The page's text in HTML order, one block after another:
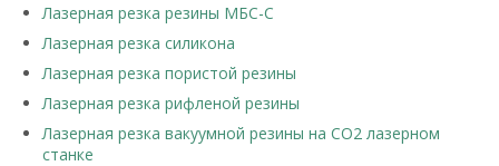
Лазерная резка резины МБС-С
Лазерная резка силикона
Лазерная резка пористой резины
Лазерная резка рифленой резины
Лазерная резка вакуумной резины на CO2 лазерном
станке